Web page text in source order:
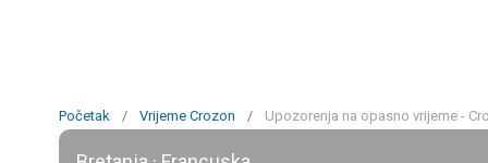
Početak / Vrijeme Crozon / Upozorenja na opasno vrijeme -